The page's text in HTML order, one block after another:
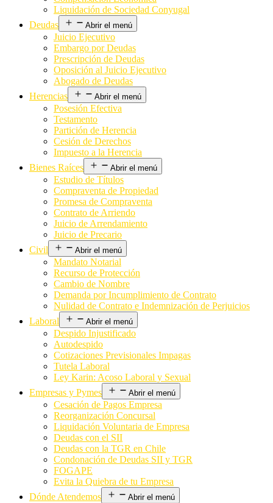
Liquidación de Sociedad Conyugal
Deudas
Abrir el menú
Juicio Ejecutivo
Embargo por Deudas
Prescripción de Deudas
Oposición al Juicio Ejecutivo
Abogado de Deudas
Herencias
Abrir el menú
Posesión Efectiva
Testamento
Partición de Herencia
Cesión de Derechos
Impuesto a la Herencia
Bienes Raíces
Abrir el menú
Estudio de Títulos
Compraventa de Propiedad
Promesa de Compraventa
Contrato de Arriendo
Juicio de Arrendamiento
Juicio de Precario
Civil
Abrir el menú
Mandato Notarial
Recurso de Protección
Cambio de Nombre
Demanda por Incumplimiento de Contrato
Nulidad de Contrato e Indemnización de Perjuicios
Laboral
Abrir el menú
Despido Injustificado
Autodespido
Cotizaciones Previsionales Impagas
Tutela Laboral
Ley Karin: Acoso Laboral y Sexual
Empresas y Pymes
Abrir el menú
Cesación de Pagos Empresa
Reorganización Concursal
Liquidación Voluntaria de Empresa
Deudas con el SII
Deudas con la TGR en Chile
Condonación de Deudas SII y TGR
FOGAPE
Evita la Quiebra de tu Empresa
Dónde Atendemos
Abrir el menú